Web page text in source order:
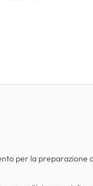
per la preparazione